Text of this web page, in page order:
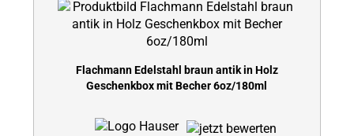
Flachmann Edelstahl braun antik in Holz
Geschenkbox mit Becher 6oz/180ml